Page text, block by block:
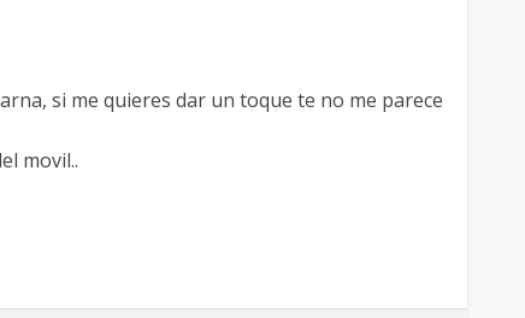
si me quieres dar un toque te no me parece
movil..